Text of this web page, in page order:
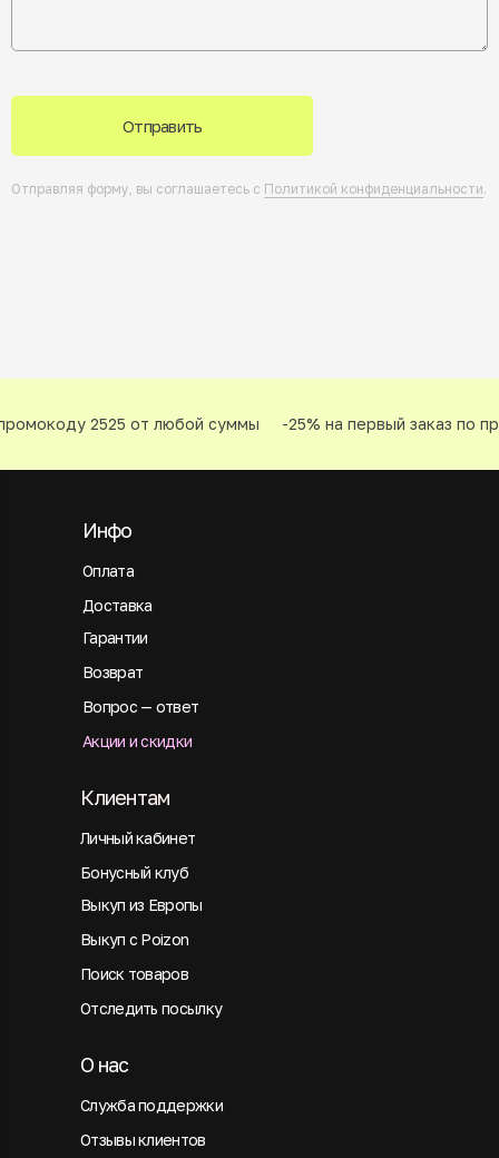
Отправить
Отправляя форму, вы соглашаетесь с Политикой конфиденциальности.
2525 от любой суммы -25% на первый заказ по
Оплата
Инфо
Доставка
Гарантии
Возврат
Вопрос — ответ
Акции и скидки
Личный кабинет
Клиентам
Бонусный клуб
Выкуп из Европы
Выкуп с Poizon
Поиск товаров
Отследить посылку
Служба поддержки
О нас
Отзывы клиентов